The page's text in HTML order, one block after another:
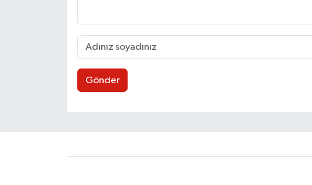
Gönder